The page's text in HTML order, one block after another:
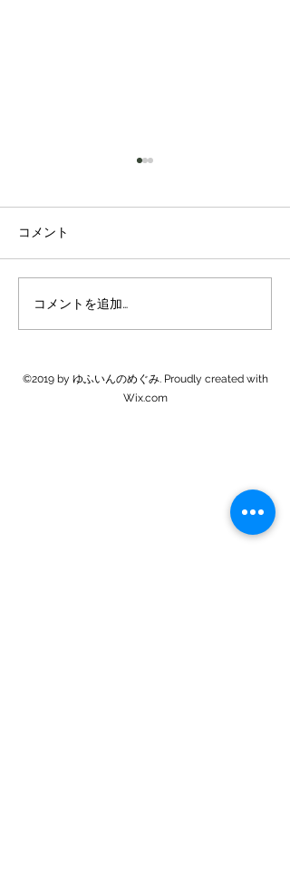
米農家は忙しくなります
コメント
コメントを追加…
©2019 by ゆふいんのめぐみ. Proudly created with
Wix.com